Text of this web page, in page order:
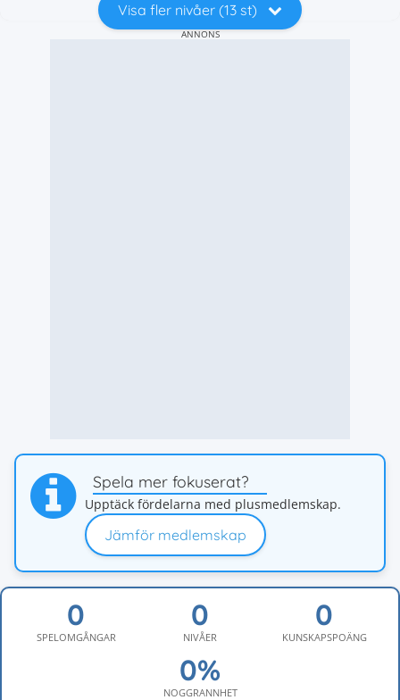
Visa fler nivåer (13 st)
ANNONS
Spela mer fokuserat?
Upptäck fördelarna med plusmedlemskap.
Jämför medlemskap
SPELOMGÅNGAR NIVÅER KUNSKAPSPOÄNG
NOGGRANNHET